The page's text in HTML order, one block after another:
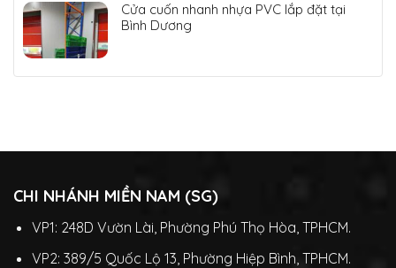
Cửa cuốn nhanh nhựa PVC lắp đặt tại
Bình Dương
CHI NHÁNH MIỀN NAM (SG)
VP1: 248D Vườn Lài, Phường Phú Thọ Hòa, TPHCM.
VP2: 389/5 Quốc Lộ 13, Phường Hiệp Bình, TPHCM.